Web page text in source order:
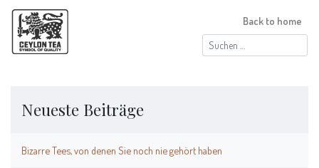
Suchen
nach:
Back to home
Neueste Beiträge
Bizarre Tees, von denen Sie noch nie gehört haben